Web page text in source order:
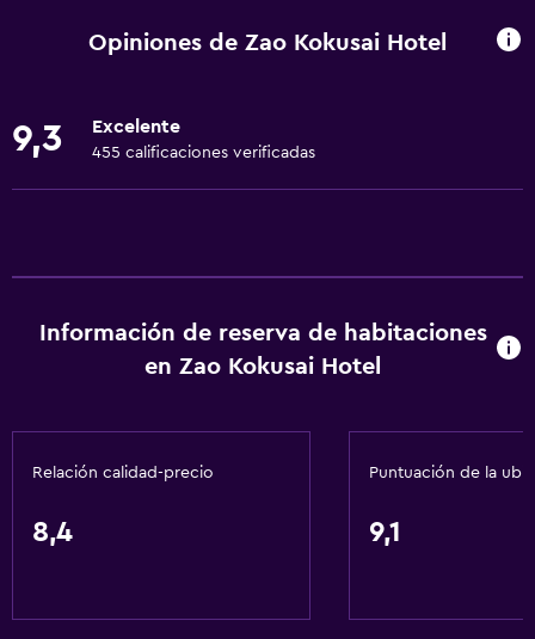
Bidé
Cepillo de dientes
Servicios básicos
Opiniones de Zao Kokusai Hotel
9,3 Excelente
455 calificaciones verificadas
Información de reserva de habitaciones
en Zao Kokusai Hotel
Relación calidad-precio
8,4
Puntuación de la
9,1